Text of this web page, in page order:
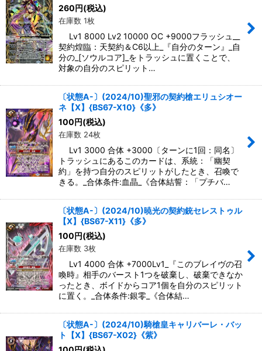
260 円(税込)
在庫数 1枚
Lv1 8000 Lv2 10000 OC +9000フラッシュ__
契約煌臨：天契約＆C6以上_『自分のターン』_自
分の_[ソウルコア]_をトラッシュに置くことで、
対象の自分のスピリット…
〔状態A-〕(2024/10)聖邪の契約槍エリュシオー
ネ【X】{BS67-X10}《多》
100 円(税込)
在庫数 24枚
Lv1 3000 合体 +3000〔ターンに1回：同名〕
トラッシュにあるこのカードは、系統：「幽契
約」を持つ自分のスピリットがしたとき、召喚で
きる。_合体条件:血晶_《合体結誓：「プチバ…
〔状態A-〕(2024/10)暁光の契約銃セレストゥル
【X】{BS67-X11}《多》
100 円(税込)
在庫数 3枚
Lv1 4000 合体 +7000Lv1_『このブレイヴの召
喚時』相手のバースト1つを破棄し、破棄できなか
ったとき、ボイドからコア1個を自分のスピリット
に置く。_合体条件:銀零_《合体結…
〔状態A-〕(2024/10)騎槍皇キャリバーレ・バッ
ト【X】{BS67-X02}《紫》